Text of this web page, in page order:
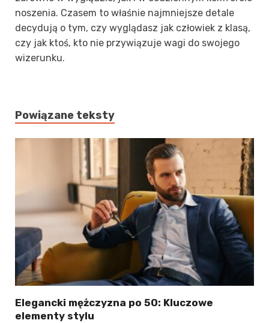
noszenia. Czasem to właśnie najmniejsze detale
decydują o tym, czy wyglądasz jak człowiek z klasą,
czy jak ktoś, kto nie przywiązuje wagi do swojego
wizerunku.
Powiązane teksty
Elegancki mężczyzna po 50: Kluczowe
elementy stylu